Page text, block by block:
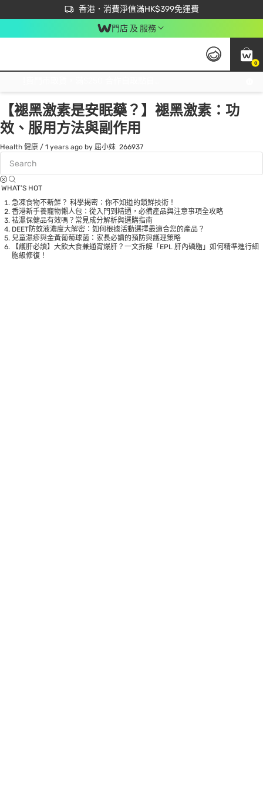
香港．消費淨值滿HK$399免運費
立即成為易賞錢會員盡享獨家優惠
首次APP下單買滿$450 輸入 NEWAPP 即減$50
門店 及 服務
0
Tag:褪黑激素1 item(s) found
【褪黑激素是安眠藥？】褪黑激素：功
效、服用方法與副作用
Health 健康 / 1 years ago by 屈小妹 266937
WHAT’S HOT
急凍食物不新鮮？ 科學揭密：你不知道的鎖鮮技術！
香港新手養寵物懶人包：從入門到精通，必備產品與注意事項全攻略
袪濕保健品有效嗎？常見成分解析與選購指南
DEET防蚊液濃度大解密：如何根據活動選擇最適合您的產品？
兒童濕疹與金黃葡萄球菌：家長必讀的預防與護理策略
【護肝必讀】大飲大食兼通宵爆肝？一文拆解「EPL 肝內磷脂」如何精準進行細
胞級修復！